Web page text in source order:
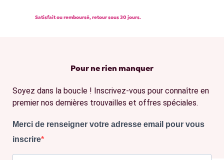
Satisfait ou remboursé, retour sous 30 jours.
Pour ne rien manquer
Soyez dans la boucle ! Inscrivez-vous pour connaître en
premier nos dernières trouvailles et offres spéciales.
Merci de renseigner votre adresse email pour vous
inscrire